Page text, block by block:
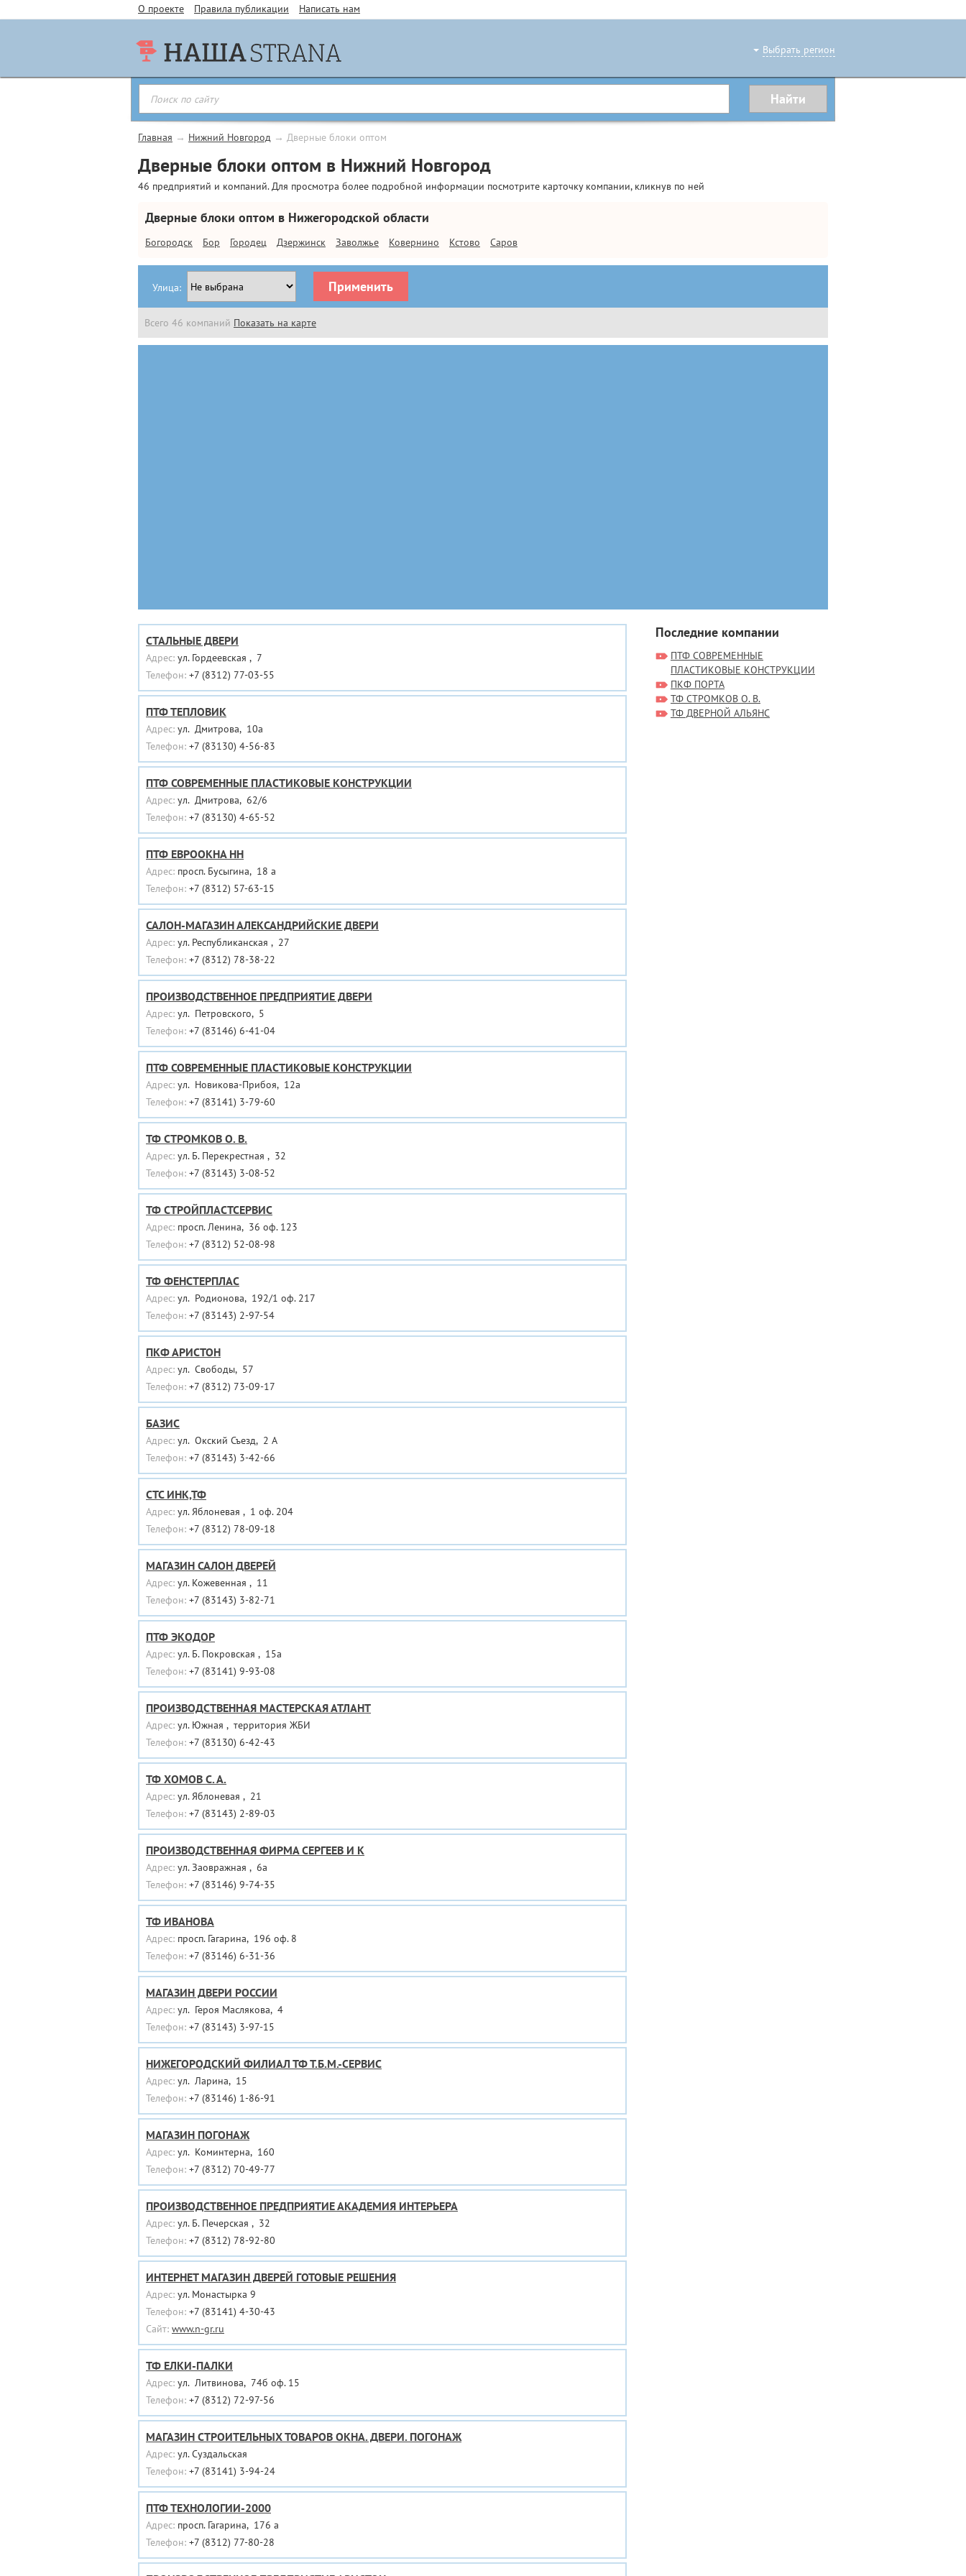
О проекте Правила публикации Написать нам
Выбрать регион
Главная → Нижний Новгород → Дверные блоки оптом
Дверные блоки оптом в Нижний Новгород
46 предприятий и компаний. Для просмотра более подробной информации посмотрите карточку компании, кликнув по ней
Дверные блоки оптом в Нижегородской области
Богородск Бор Городец Дзержинск Заволжье Ковернино Кстово Саров
Улица: Применить
Всего 46 компаний Показать на карте
Последние компании
ПТФ СОВРЕМЕННЫЕ
ПЛАСТИКОВЫЕ КОНСТРУКЦИИ
ПКФ ПОРТА
ТФ СТРОМКОВ О. В.
ТФ ДВЕРНОЙ АЛЬЯНС
СТАЛЬНЫЕ ДВЕРИ
Адрес: ул. Гордеевская , 7
Телефон: +7 (8312) 77-03-55
ПТФ ТЕПЛОВИК
Адрес: ул. Дмитрова, 10а
Телефон: +7 (83130) 4-56-83
ПТФ СОВРЕМЕННЫЕ ПЛАСТИКОВЫЕ КОНСТРУКЦИИ
Адрес: ул. Дмитрова, 62/6
Телефон: +7 (83130) 4-65-52
ПТФ ЕВРООКНА НН
Адрес: просп. Бусыгина, 18 а
Телефон: +7 (8312) 57-63-15
САЛОН-МАГАЗИН АЛЕКСАНДРИЙСКИЕ ДВЕРИ
Адрес: ул. Республиканская , 27
Телефон: +7 (8312) 78-38-22
ПРОИЗВОДСТВЕННОЕ ПРЕДПРИЯТИЕ ДВЕРИ
Адрес: ул. Петровского, 5
Телефон: +7 (83146) 6-41-04
ПТФ СОВРЕМЕННЫЕ ПЛАСТИКОВЫЕ КОНСТРУКЦИИ
Адрес: ул. Новикова-Прибоя, 12а
Телефон: +7 (83141) 3-79-60
ТФ СТРОМКОВ О. В.
Адрес: ул. Б. Перекрестная , 32
Телефон: +7 (83143) 3-08-52
ТФ СТРОЙПЛАСТСЕРВИС
Адрес: просп. Ленина, 36 оф. 123
Телефон: +7 (8312) 52-08-98
ТФ ФЕНСТЕРПЛАС
Адрес: ул. Родионова, 192/1 оф. 217
Телефон: +7 (83143) 2-97-54
ПКФ АРИСТОН
Адрес: ул. Свободы, 57
Телефон: +7 (8312) 73-09-17
БАЗИС
Адрес: ул. Окский Съезд, 2 А
Телефон: +7 (83143) 3-42-66
СТС ИНК,ТФ
Адрес: ул. Яблоневая , 1 оф. 204
Телефон: +7 (8312) 78-09-18
МАГАЗИН САЛОН ДВЕРЕЙ
Адрес: ул. Кожевенная , 11
Телефон: +7 (83143) 3-82-71
ПТФ ЭКОДОР
Адрес: ул. Б. Покровская , 15а
Телефон: +7 (83141) 9-93-08
ПРОИЗВОДСТВЕННАЯ МАСТЕРСКАЯ АТЛАНТ
Адрес: ул. Южная , территория ЖБИ
Телефон: +7 (83130) 6-42-43
ТФ ХОМОВ С. А.
Адрес: ул. Яблоневая , 21
Телефон: +7 (83143) 2-89-03
ПРОИЗВОДСТВЕННАЯ ФИРМА СЕРГЕЕВ И К
Адрес: ул. Заовражная , 6а
Телефон: +7 (83146) 9-74-35
ТФ ИВАНОВА
Адрес: просп. Гагарина, 196 оф. 8
Телефон: +7 (83146) 6-31-36
МАГАЗИН ДВЕРИ РОССИИ
Адрес: ул. Героя Маслякова, 4
Телефон: +7 (83143) 3-97-15
НИЖЕГОРОДСКИЙ ФИЛИАЛ ТФ Т.Б.М.-СЕРВИС
Адрес: ул. Ларина, 15
Телефон: +7 (83146) 1-86-91
МАГАЗИН ПОГОНАЖ
Адрес: ул. Коминтерна, 160
Телефон: +7 (8312) 70-49-77
ПРОИЗВОДСТВЕННОЕ ПРЕДПРИЯТИЕ АКАДЕМИЯ ИНТЕРЬЕРА
Адрес: ул. Б. Печерская , 32
Телефон: +7 (8312) 78-92-80
ИНТЕРНЕТ МАГАЗИН ДВЕРЕЙ ГОТОВЫЕ РЕШЕНИЯ
Адрес: ул. Монастырка 9
Телефон: +7 (83141) 4-30-43
Сайт: www.n-gr.ru
ТФ ЕЛКИ-ПАЛКИ
Адрес: ул. Литвинова, 74б оф. 15
Телефон: +7 (8312) 72-97-56
МАГАЗИН СТРОИТЕЛЬНЫХ ТОВАРОВ ОКНА. ДВЕРИ. ПОГОНАЖ
Адрес: ул. Суздальская
Телефон: +7 (83141) 3-94-24
ПТФ ТЕХНОЛОГИИ-2000
Адрес: просп. Гагарина, 176 а
Телефон: +7 (8312) 77-80-28